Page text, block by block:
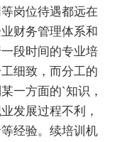
岗位待遇都远在
财务管理体系和
段时间的专业培
细致，而分工的
一方面的`知识，
发展过程不利，
经验。续培训机